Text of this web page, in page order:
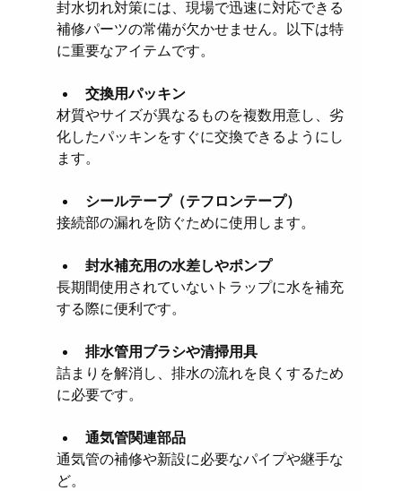
封水切れ対策には、現場で迅速に対応できる
補修パーツの常備が欠かせません。以下は特
に重要なアイテムです。
交換用パッキン
材質やサイズが異なるものを複数用意し、劣
化したパッキンをすぐに交換できるようにし
ます。
シールテープ（テフロンテープ）
接続部の漏れを防ぐために使用します。
封水補充用の水差しやポンプ
長期間使用されていないトラップに水を補充
する際に便利です。
排水管用ブラシや清掃用具
詰まりを解消し、排水の流れを良くするため
に必要です。
通気管関連部品
通気管の補修や新設に必要なパイプや継手な
ど。